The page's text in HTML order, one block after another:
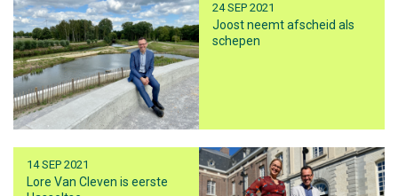
24 SEP 2021
Joost neemt afscheid als
schepen
14 SEP 2021
Lore Van Cleven is eerste